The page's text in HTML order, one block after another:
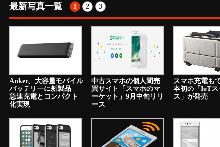
最新写真一覧 1 2 3
Anker、大容量モバイル
バッテリーに新製品
急速充電とコンパクト
化実現
中古スマホの個人間売
買サイト「スマホのマ
ーケット」9月中旬リリ
ース
スマホ充電も
本初の「IoTス
ス」が発売